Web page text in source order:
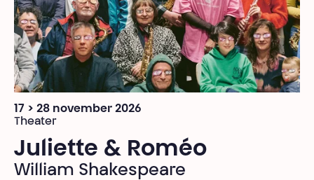
17 > 28 november 2026
Theater
Juliette & Roméo
William Shakespeare